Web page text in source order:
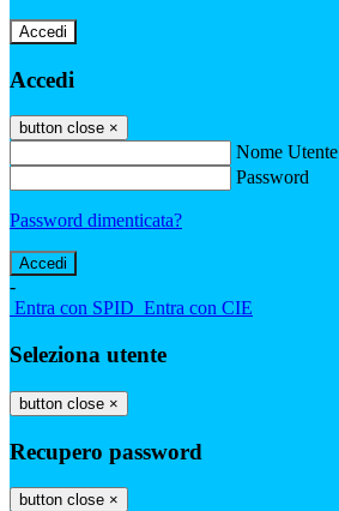
Accedi
Accedi
button close ×
Nome Utente
Password
Password dimenticata?
-
Entra con SPID Entra con CIE
Seleziona utente
button close ×
Recupero password
button close ×